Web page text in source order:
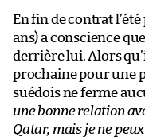
En fin de contrat
ans) a conscience
derrière lui. Alors
prochaine pour une
suédois ne ferme
une bonne relation
Qatar, mais je ne